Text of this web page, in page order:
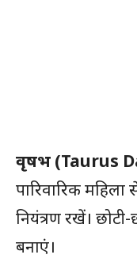
वृषभ (Taurus
पारिवारिक महिला
नियंत्रण रखें। छोटी-
बनाएं।